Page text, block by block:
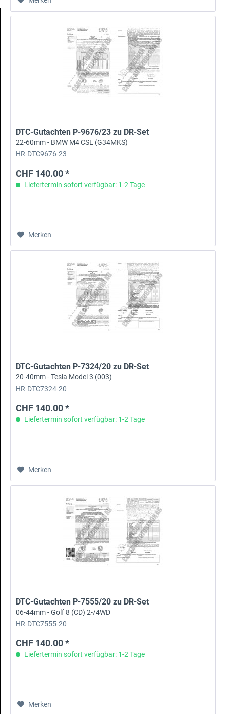
DTC-Gutachten P-9676/23 zu DR-Set
22-60mm - BMW M4 CSL (G34MKS)
HR-DTC9676-23
CHF 140.00 *
Liefertermin sofort verfügbar: 1-2 Tage
Merken
DTC-Gutachten P-7324/20 zu DR-Set
20-40mm - Tesla Model 3 (003)
HR-DTC7324-20
CHF 140.00 *
Liefertermin sofort verfügbar: 1-2 Tage
Merken
DTC-Gutachten P-7555/20 zu DR-Set
06-44mm - Golf 8 (CD) 2-/4WD
HR-DTC7555-20
CHF 140.00 *
Liefertermin sofort verfügbar: 1-2 Tage
Merken